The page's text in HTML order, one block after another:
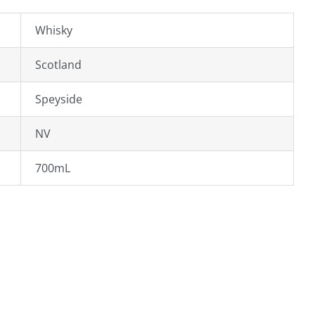
Whisky
Scotland
Speyside
NV
700mL